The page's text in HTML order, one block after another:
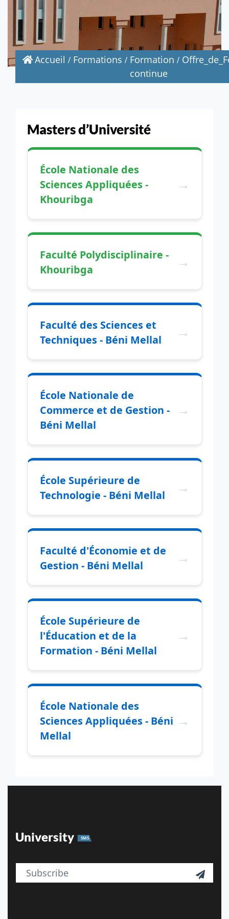
Accueil Formations
Formation
continue
Masters d’Université
École Nationale des
Sciences Appliquées -
Khouribga
Faculté Polydisciplinaire -
Khouribga
Faculté des Sciences et
Techniques - Béni Mellal
École Nationale de
Commerce et de Gestion -
Béni Mellal
École Supérieure de
Technologie - Béni Mellal
Faculté d'Économie et de
Gestion - Béni Mellal
École Supérieure de
l'Éducation et de la
Formation - Béni Mellal
École Nationale des
Sciences Appliquées - Béni
Mellal
University SMS
Email 